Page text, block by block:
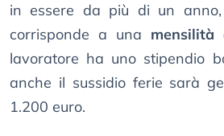
in essere da più di un anno,
corrisponde a una mensilità
lavoratore ha uno stipendio
anche il sussidio ferie sarà
1.200 euro.